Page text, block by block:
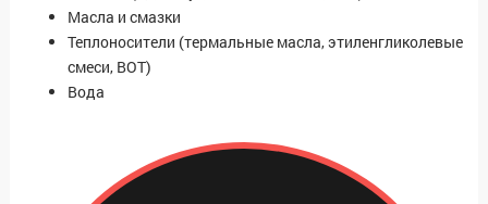
Масла и смазки
Теплоносители (термальные масла, этиленгликолевые
смеси, ВОТ)
Вода